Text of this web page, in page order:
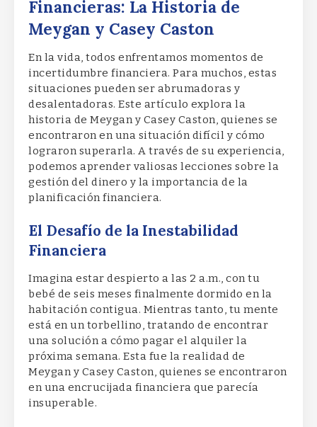
Financieras: La Historia de
Meygan y Casey Caston
En la vida, todos enfrentamos momentos de
incertidumbre financiera. Para muchos, estas
situaciones pueden ser abrumadoras y
desalentadoras. Este artículo explora la
historia de Meygan y Casey Caston, quienes se
encontraron en una situación difícil y cómo
lograron superarla. A través de su experiencia,
podemos aprender valiosas lecciones sobre la
gestión del dinero y la importancia de la
planificación financiera.
El Desafío de la Inestabilidad
Financiera
Imagina estar despierto a las 2 a.m., con tu
bebé de seis meses finalmente dormido en la
habitación contigua. Mientras tanto, tu mente
está en un torbellino, tratando de encontrar
una solución a cómo pagar el alquiler la
próxima semana. Esta fue la realidad de
Meygan y Casey Caston, quienes se encontraron
en una encrucijada financiera que parecía
insuperable.